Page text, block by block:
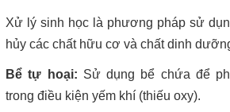
Xử lý sinh học là phương pháp sử
hủy các chất hữu cơ và chất dinh
Bể tự hoại: Sử dụng bể chứa để
trong điều kiện yếm khí (thiếu oxy).